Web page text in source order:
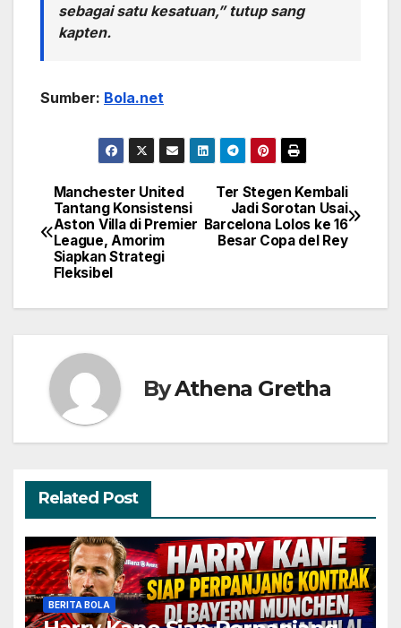
sebagai satu kesatuan,” tutup sang
kapten.
Sumber: Bola.net
Navigasi
pos
Ter Stegen Kembali
Jadi Sorotan Usai
Barcelona Lolos ke 16
Besar Copa del Rey
Manchester United
Tantang Konsistensi
Aston Villa di Premier
League, Amorim
Siapkan Strategi
Fleksibel
ByAthena Gretha
Related Post
BERITA BOLA